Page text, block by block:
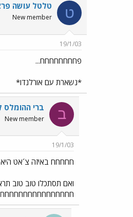
ט טלטל עושה
New member
19/1/03
פחחחחחחחח...
*נשארת עם אורלנדו*
ב ברי ההומלס
New member
19/1/03
חחחחח באיזה צ´אט